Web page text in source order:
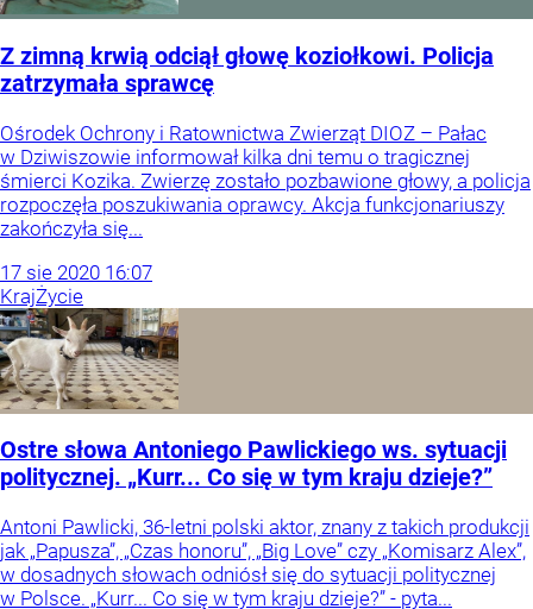
Z zimną krwią odciął głowę koziołkowi. Policja
zatrzymała sprawcę
Ośrodek Ochrony i Ratownictwa Zwierząt DIOZ – Pałac
w Dziwiszowie informował kilka dni temu o tragicznej
śmierci Kozika. Zwierzę zostało pozbawione głowy, a policja
rozpoczęła poszukiwania oprawcy. Akcja funkcjonariuszy
zakończyła się...
17 sie 2020 16:07
KrajŻycie
Ostre słowa Antoniego Pawlickiego ws. sytuacji
politycznej. „Kurr... Co się w tym kraju dzieje?”
Antoni Pawlicki, 36-letni polski aktor, znany z takich produkcji
jak „Papusza”, „Czas honoru”, „Big Love” czy „Komisarz Alex”,
w dosadnych słowach odniósł się do sytuacji politycznej
w Polsce. „Kurr... Co się w tym kraju dzieje?” - pyta...